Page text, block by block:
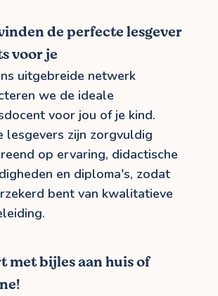
de perfecte lesgever
voor je
uitgebreide netwerk
we de ideale
voor jou of je kind.
lesgevers zijn zorgvuldig
op ervaring, didactische
en diploma's, zodat
bent van kwalitatieve
met bijles aan huis of